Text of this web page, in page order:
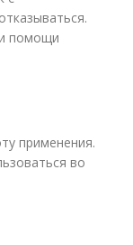
помощи
применения.
во